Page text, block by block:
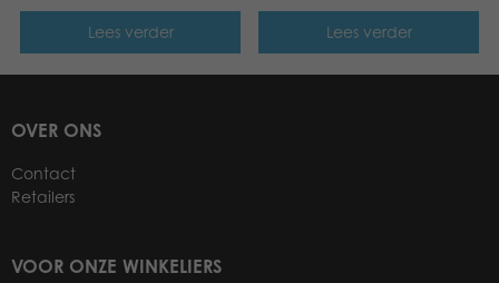
Lees verder Lees verder
OVER ONS
Contact
Retailers
VOOR ONZE WINKELIERS